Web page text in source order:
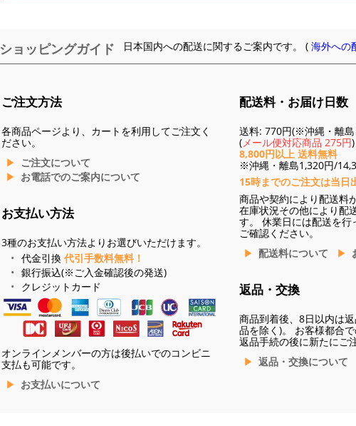
ショッピングガイド 日本国内への配送に関するご案内です。 (海外への
ご注文方法
各商品ページより、カートを利用してご注文く
ださい。
ご注文について
お電話でのご案内について
お支払い方法
3種のお支払い方法よりお選びいただけます。
代金引換 代引手数料無料！
銀行振込(※ご入金確認後の発送)
クレジットカード
オンラインメンバーの方は後払いでのコンビニ
支払も可能です。
お支払いについて
配送料・お届け日数
送料: 770円(※沖縄・離島
(メール便対応商品 275円)
8,800円以上 送料無料
※沖縄・離島1,320円/
15時までのご注文は当日
商品や契約により配送料
在庫状況その他により配
す。 休業日には配送を行
ご確認ください。
配送料について
返品・交換
商品到着後、8日以内は
品を除く)。 お客様都合
返品手続の後に新たにご
返品・交換について